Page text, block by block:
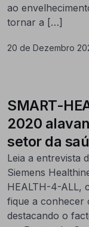
ao
tornar a […]
20 de Dezembro
SMART-
2020
setor da
Leia a entrevista
Siemens
HEALTH-4-ALL,
fique a conhecer
destacando o